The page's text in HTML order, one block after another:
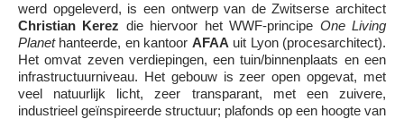
werd opgeleverd, is een ontwerp van de Zwitserse architect
Christian Kerez die hiervoor het WWF-principe One Living
Planethanteerde, en kantoor AFAA uit Lyon (procesarchitect).
Het omvat zeven verdiepingen, een tuin/binnenplaats en een
infrastructuurniveau. Het gebouw is zeer open opgevat, met
veel natuurlijk licht, zeer transparant, met een zuivere,
industrieel geïnspireerde structuur; plafonds op een hoogte van